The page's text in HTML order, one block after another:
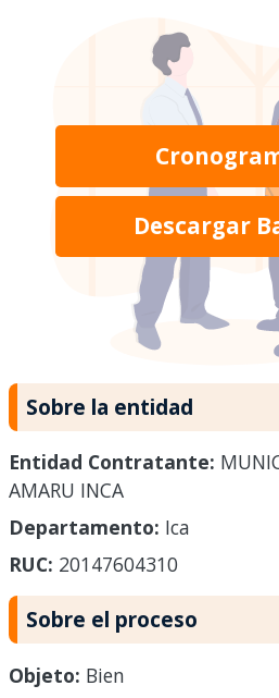
Descargar
Sobre la entidad
Entidad Contratante:
AMARU INCA
Departamento: Ica
RUC: 20147604310
Sobre el proceso
Objeto: Bien